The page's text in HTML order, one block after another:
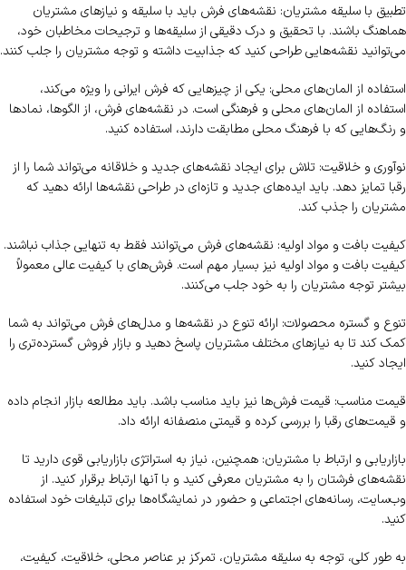
تطبیق با سلیقه مشتریان: نقشه‌های فرش باید با سلیقه و نیازهای مشتریان
هماهنگ باشند. با تحقیق و درک دقیقی از سلیقه‌ها و ترجیحات مخاطبان خود،
می‌توانید نقشه‌هایی طراحی کنید که جذابیت داشته و توجه مشتریان را جلب کنند.
استفاده از المان‌های محلی: یکی از چیزهایی که فرش ایرانی را ویژه می‌کند،
استفاده از المان‌های محلی و فرهنگی است. در نقشه‌های فرش، از الگوها، نمادها
و رنگ‌هایی که با فرهنگ محلی مطابقت دارند، استفاده کنید.
نوآوری و خلاقیت: تلاش برای ایجاد نقشه‌های جدید و خلاقانه می‌تواند شما را از
رقبا تمایز دهد. باید ایده‌های جدید و تازه‌ای در طراحی نقشه‌ها ارائه دهید که
مشتریان را جذب کند.
کیفیت بافت و مواد اولیه: نقشه‌های فرش می‌توانند فقط به تنهایی جذاب نباشند.
کیفیت بافت و مواد اولیه نیز بسیار مهم است. فرش‌های با کیفیت عالی معمولاً
بیشتر توجه مشتریان را به خود جلب می‌کنند.
تنوع و گستره محصولات: ارائه تنوع در نقشه‌ها و مدل‌های فرش می‌تواند به شما
کمک کند تا به نیازهای مختلف مشتریان پاسخ دهید و بازار فروش گسترده‌تری را
ایجاد کنید.
قیمت مناسب: قیمت فرش‌ها نیز باید مناسب باشد. باید مطالعه بازار انجام داده
و قیمت‌های رقبا را بررسی کرده و قیمتی منصفانه ارائه داد.
بازاریابی و ارتباط با مشتریان: همچنین، نیاز به استراتژی بازاریابی قوی دارید تا
نقشه‌های فرشتان را به مشتریان معرفی کنید و با آنها ارتباط برقرار کنید. از
وب‌سایت، رسانه‌های اجتماعی و حضور در نمایشگاه‌ها برای تبلیغات خود استفاده
کنید.
به طور کلی، توجه به سلیقه مشتریان، تمرکز بر عناصر محلی، خلاقیت، کیفیت،